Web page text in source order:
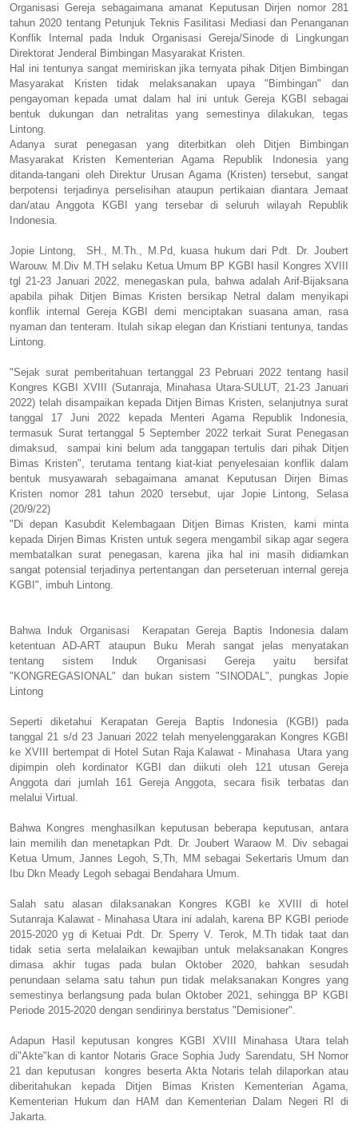
Organisasi Gereja sebagaimana amanat Keputusan Dirjen nomor 281
tahun 2020 tentang Petunjuk Teknis Fasilitasi Mediasi dan Penanganan
Konflik Internal pada Induk Organisasi Gereja/Sinode di Lingkungan
Direktorat Jenderal Bimbingan Masyarakat Kristen.
Hal ini tentunya sangat memiriskan jika ternyata pihak Ditjen Bimbingan
Masyarakat Kristen tidak melaksanakan upaya "Bimbingan" dan
pengayoman kepada umat dalam hal ini untuk Gereja KGBI sebagai
bentuk dukungan dan netralitas yang semestinya dilakukan, tegas
Lintong.
Adanya surat penegasan yang diterbitkan oleh Ditjen Bimbingan
Masyarakat Kristen Kementerian Agama Republik Indonesia yang
ditanda-tangani oleh Direktur Urusan Agama (Kristen) tersebut, sangat
berpotensi terjadinya perselisihan ataupun pertikaian diantara Jemaat
dan/atau Anggota KGBI yang tersebar di seluruh wilayah Republik
Indonesia.
Jopie Lintong, SH., M.Th., M.Pd, kuasa hukum dari Pdt. Dr. Joubert
Warouw. M.Div M.TH selaku Ketua Umum BP KGBI hasil Kongres XVIII
tgl 21-23 Januari 2022, menegaskan pula, bahwa adalah Arif-Bijaksana
apabila pihak Ditjen Bimas Kristen bersikap Netral dalam menyikapi
konflik internal Gereja KGBI demi menciptakan suasana aman, rasa
nyaman dan tenteram. Itulah sikap elegan dan Kristiani tentunya, tandas
Lintong.
"Sejak surat pemberitahuan tertanggal 23 Pebruari 2022 tentang hasil
Kongres KGBI XVIII (Sutanraja, Minahasa Utara-SULUT, 21-23 Januari
2022) telah disampaikan kepada Ditjen Bimas Kristen, selanjutnya surat
tanggal 17 Juni 2022 kepada Menteri Agama Republik Indonesia,
termasuk Surat tertanggal 5 September 2022 terkait Surat Penegasan
dimaksud, sampai kini belum ada tanggapan tertulis dari pihak Ditjen
Bimas Kristen", terutama tentang kiat-kiat penyelesaian konflik dalam
bentuk musyawarah sebagaimana amanat Keputusan Dirjen Bimas
Kristen nomor 281 tahun 2020 tersebut, ujar Jopie Lintong, Selasa
(20/9/22)
"Di depan Kasubdit Kelembagaan Ditjen Bimas Kristen, kami minta
kepada Dirjen Bimas Kristen untuk segera mengambil sikap agar segera
membatalkan surat penegasan, karena jika hal ini masih didiamkan
sangat potensial terjadinya pertentangan dan perseteruan internal gereja
KGBI", imbuh Lintong.
Bahwa Induk Organisasi Kerapatan Gereja Baptis Indonesia dalam
ketentuan AD-ART ataupun Buku Merah sangat jelas menyatakan
tentang sistem Induk Organisasi Gereja yaitu bersifat
"KONGREGASIONAL" dan bukan sistem "SINODAL", pungkas Jopie
Lintong
Seperti diketahui Kerapatan Gereja Baptis Indonesia (KGBI) pada
tanggal 21 s/d 23 Januari 2022 telah menyelenggarakan Kongres KGBI
ke XVIII bertempat di Hotel Sutan Raja Kalawat - Minahasa Utara yang
dipimpin oleh kordinator KGBI dan diikuti oleh 121 utusan Gereja
Anggota dari jumlah 161 Gereja Anggota, secara fisik terbatas dan
melalui Virtual.
Bahwa Kongres menghasilkan keputusan beberapa keputusan, antara
lain memilih dan menetapkan Pdt. Dr. Joubert Waraow M. Div sebagai
Ketua Umum, Jannes Legoh, S,Th, MM sebagai Sekertaris Umum dan
Ibu Dkn Meady Legoh sebagai Bendahara Umum.
Salah satu alasan dilaksanakan Kongres KGBI ke XVIII di hotel
Sutanraja Kalawat - Minahasa Utara ini adalah, karena BP KGBI periode
2015-2020 yg di Ketuai Pdt. Dr. Sperry V. Terok, M.Th tidak taat dan
tidak setia serta melalaikan kewajiban untuk melaksanakan Kongres
dimasa akhir tugas pada bulan Oktober 2020, bahkan sesudah
penundaan selama satu tahun pun tidak melaksanakan Kongres yang
semestinya berlangsung pada bulan Oktober 2021, sehingga BP KGBI
Periode 2015-2020 dengan sendirinya berstatus "Demisioner".
Adapun Hasil keputusan kongres KGBI XVIII Minahasa Utara telah
di"Akte"kan di kantor Notaris Grace Sophia Judy Sarendatu, SH Nomor
21 dan keputusan kongres beserta Akta Notaris telah dilaporkan atau
diberitahukan kepada Ditjen Bimas Kristen Kementerian Agama,
Kementerian Hukum dan HAM dan Kementerian Dalam Negeri RI di
Jakarta.